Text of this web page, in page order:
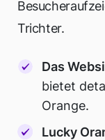
Trichter.
Das
bietet
Orange.
Lucky